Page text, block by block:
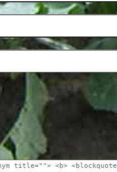
title=""> <b> <blockquote